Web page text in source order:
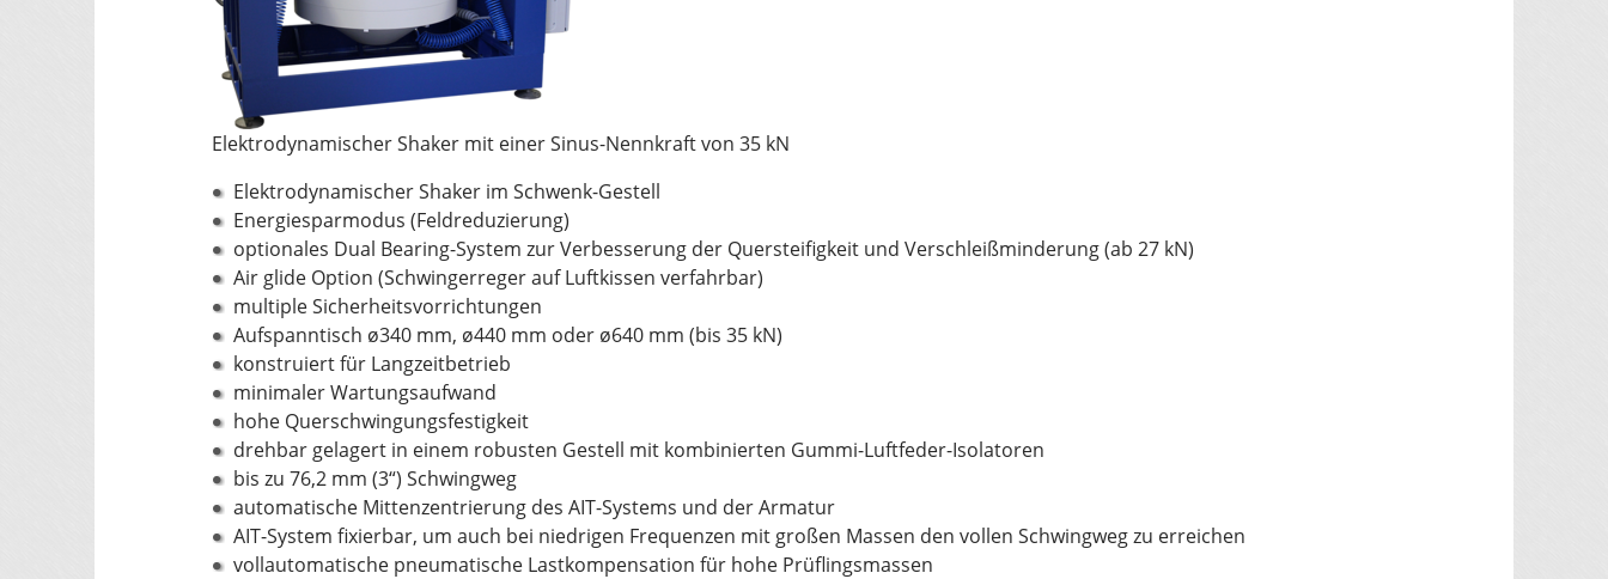
Elektrodynamischer Shaker mit einer Sinus-Nennkraft von 35 kN
Elektrodynamischer Shaker im Schwenk-Gestell
Energiesparmodus (Feldreduzierung)
optionales Dual Bearing-System zur Verbesserung der Quersteifigkeit und Verschleißminderung (ab 27 kN)
Air glide Option (Schwingerreger auf Luftkissen verfahrbar)
multiple Sicherheitsvorrichtungen
Aufspanntisch ø340 mm, ø440 mm oder ø640 mm (bis 35 kN)
konstruiert für Langzeitbetrieb
minimaler Wartungsaufwand
hohe Querschwingungsfestigkeit
drehbar gelagert in einem robusten Gestell mit kombinierten Gummi-Luftfeder-Isolatoren
bis zu 76,2 mm (3“) Schwingweg
automatische Mittenzentrierung des AIT-Systems und der Armatur
AIT-System fixierbar, um auch bei niedrigen Frequenzen mit großen Massen den vollen Schwingweg zu erreichen
vollautomatische pneumatische Lastkompensation für hohe Prüflingsmassen